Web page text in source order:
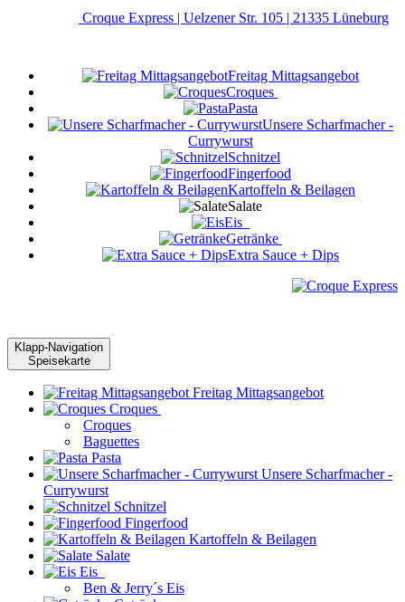
Croque Express | Uelzener Str. 105 | 21335 Lüneburg
Freitag Mittagsangebot
Croques
Pasta
Unsere Scharfmacher -
Currywurst
Schnitzel
Fingerfood
Kartoffeln & Beilagen
Salate
Eis
Getränke
Extra Sauce + Dips
Klapp-Navigation
Speisekarte
Freitag Mittagsangebot
Croques
Croques
Baguettes
Pasta
Unsere Scharfmacher -
Currywurst
Schnitzel
Fingerfood
Kartoffeln & Beilagen
Salate
Eis
Ben & Jerry´s Eis